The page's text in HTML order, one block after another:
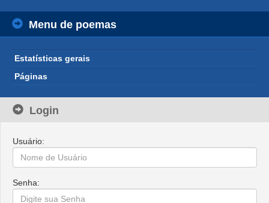
Menu de poemas
Estatísticas gerais
Páginas
Login
Usuário:
Senha: